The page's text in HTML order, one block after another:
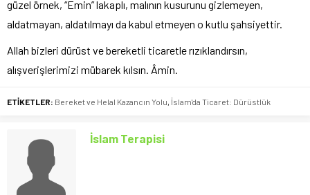
güzel örnek, “Emin” lakaplı, malının kusurunu gizlemeyen,
aldatmayan, aldatılmayı da kabul etmeyen o kutlu şahsiyettir.
Allah bizleri dürüst ve bereketli ticaretle rızıklandırsın,
alışverişlerimizi mübarek kılsın. Âmin.
ETİKETLER: Bereket ve Helal Kazancın Yolu İslam'da Ticaret: Dürüstlük
İslam Terapisi